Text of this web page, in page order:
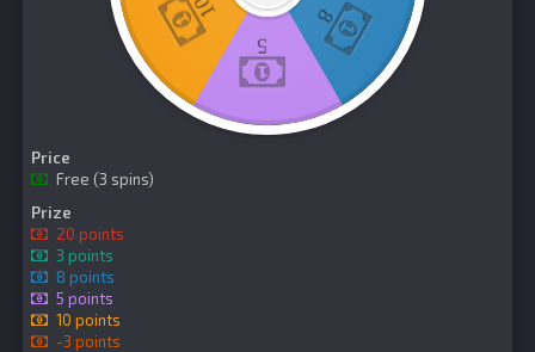
whys it called meo
theshrimpboat
shrimpboat
8
5
10
Price
Free (3 spins)
Prize
20 points
3 points
8 points
5 points
10 points
-3 points